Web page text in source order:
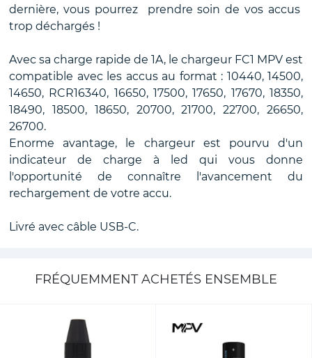
dernière, vous pourrez prendre soin de vos accus
trop déchargés !
Avec sa charge rapide de 1A, le chargeur FC1 MPV est
compatible avec les accus au format : 10440, 14500,
14650, RCR16340, 16650, 17500, 17650, 17670, 18350,
18490, 18500, 18650, 20700, 21700, 22700, 26650,
26700.
Enorme avantage, le chargeur est pourvu d'un
indicateur de charge à led qui vous donne
l'opportunité de connaître l'avancement du
rechargement de votre accu.
Livré avec câble USB-C.
FRÉQUEMMENT ACHETÉS ENSEMBLE